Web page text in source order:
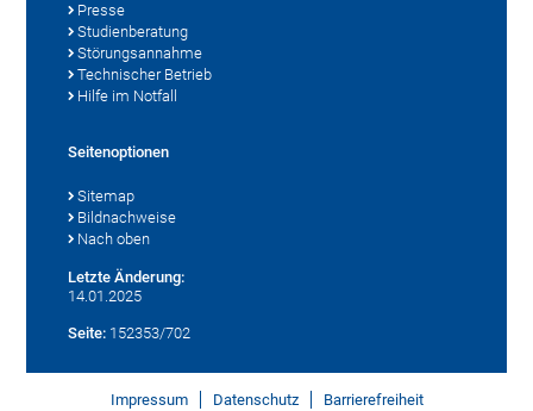
Presse
Studienberatung
Störungsannahme
Technischer Betrieb
Hilfe im Notfall
Seitenoptionen
Sitemap
Bildnachweise
Nach oben
Letzte Änderung:
14.01.2025
Seite: 152353/702
Impressum Datenschutz Barrierefreiheit